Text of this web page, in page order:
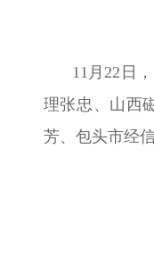
11月22日
理张忠、山西
芳、包头市经